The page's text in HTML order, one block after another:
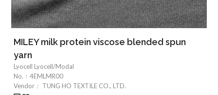
MILEY milk protein viscose blended spun
yarn
Lyocell Lyocell/Modal
No.： 4EMLMR00
Vendor：
TUNG HO TEXTILE CO., LTD.